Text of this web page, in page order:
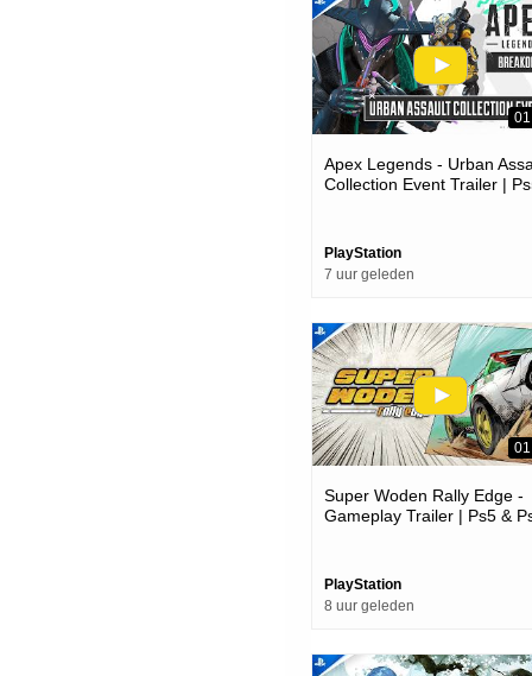
Apex Legends - Urban
Collection Event Trailer |
PlayStation
7 uur geleden
Super Woden Rally Edge -
Gameplay Trailer | Ps5 &
PlayStation
8 uur geleden